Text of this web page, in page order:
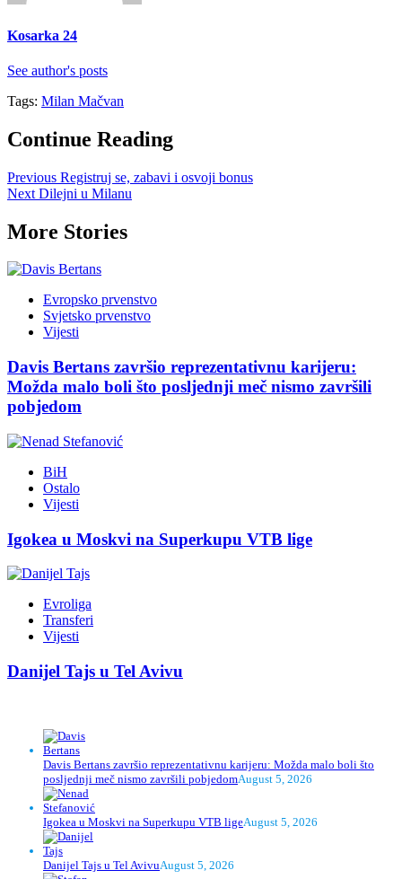
Kosarka 24
See author's posts
Tags: Milan Mačvan
Continue Reading
Previous Registruj se, zabavi i osvoji bonus
Next Dilejni u Milanu
More Stories
Evropsko prvenstvo
Svjetsko prvenstvo
Vijesti
Davis Bertans završio reprezentativnu karijeru:
Možda malo boli što posljednji meč nismo završili
pobjedom
BiH
Ostalo
Vijesti
Igokea u Moskvi na Superkupu VTB lige
Evroliga
Transferi
Vijesti
Danijel Tajs u Tel Avivu
Davis Bertans završio reprezentativnu karijeru: Možda malo boli što
posljednji meč nismo završili pobjedomAugust 5, 2026
Igokea u Moskvi na Superkupu VTB ligeAugust 5, 2026
Danijel Tajs u Tel AvivuAugust 5, 2026